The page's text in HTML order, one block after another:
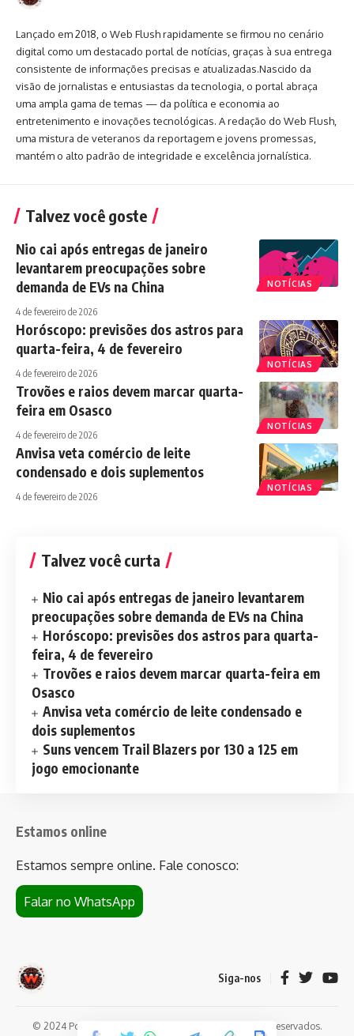
Lançado em 2018, o Web Flush rapidamente se firmou no cenário
digital como um destacado portal de notícias, graças à sua entrega
consistente de informações precisas e atualizadas.Nascido da
visão de jornalistas e entusiastas da tecnologia, o portal abraça
uma ampla gama de temas — da política e economia ao
entretenimento e inovações tecnológicas. A redação do Web Flush,
uma mistura de veteranos da reportagem e jovens promessas,
mantém o alto padrão de integridade e excelência jornalística.
Talvez você goste
NOTÍCIAS
Nio cai após entregas de janeiro
levantarem preocupações sobre
demanda de EVs na China
4 de fevereiro de 2026
NOTÍCIAS
Horóscopo: previsões dos astros para
quarta-feira, 4 de fevereiro
4 de fevereiro de 2026
NOTÍCIAS
Trovões e raios devem marcar quarta-
feira em Osasco
4 de fevereiro de 2026
NOTÍCIAS
Anvisa veta comércio de leite
condensado e dois suplementos
4 de fevereiro de 2026
Talvez você curta
Nio cai após entregas de janeiro levantarem
preocupações sobre demanda de EVs na China
Horóscopo: previsões dos astros para quarta-
feira, 4 de fevereiro
Trovões e raios devem marcar quarta-feira em
Osasco
Anvisa veta comércio de leite condensado e
dois suplementos
Suns vencem Trail Blazers por 130 a 125 em
jogo emocionante
Estamos online
Estamos sempre online. Fale conosco:
Falar no WhatsApp
Siga-nos
© 2024 Portal de notícias Web Flush. Todos os direitos reservados.